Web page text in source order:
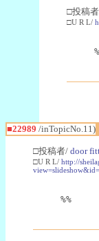
□投稿
□U R L/
■22989 /inTopicNo.11)
□投稿者/ door
□U R L/ http://
%%